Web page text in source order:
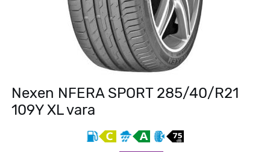
Nexen NFERA SPORT 285/40/R21
109Y XL vara